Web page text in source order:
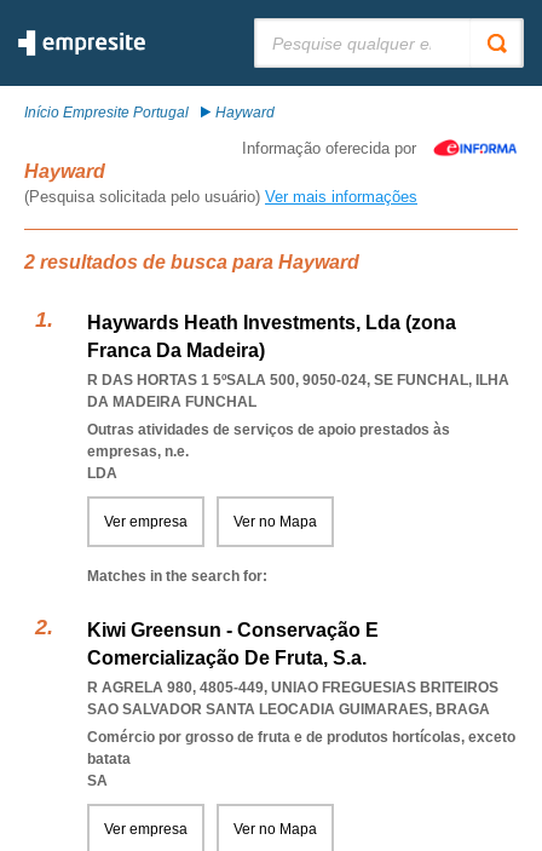
Início Empresite Portugal Hayward
Informação oferecida por
Hayward
(Pesquisa solicitada pelo usuário) Ver mais informações
2 resultados de busca para Hayward
Haywards Heath Investments, Lda (zona
Franca Da Madeira)
R DAS HORTAS 1 5ºSALA 500, 9050-024, SE FUNCHAL, ILHA
DA MADEIRA FUNCHAL
Outras atividades de serviços de apoio prestados às
empresas, n.e.
LDA
Ver empresa Ver no Mapa
Matches in the search for:
Kiwi Greensun - Conservação E
Comercialização De Fruta, S.a.
R AGRELA 980, 4805-449, UNIAO FREGUESIAS BRITEIROS
SAO SALVADOR SANTA LEOCADIA GUIMARAES, BRAGA
Comércio por grosso de fruta e de produtos hortícolas, exceto
batata
SA
Ver empresa Ver no Mapa